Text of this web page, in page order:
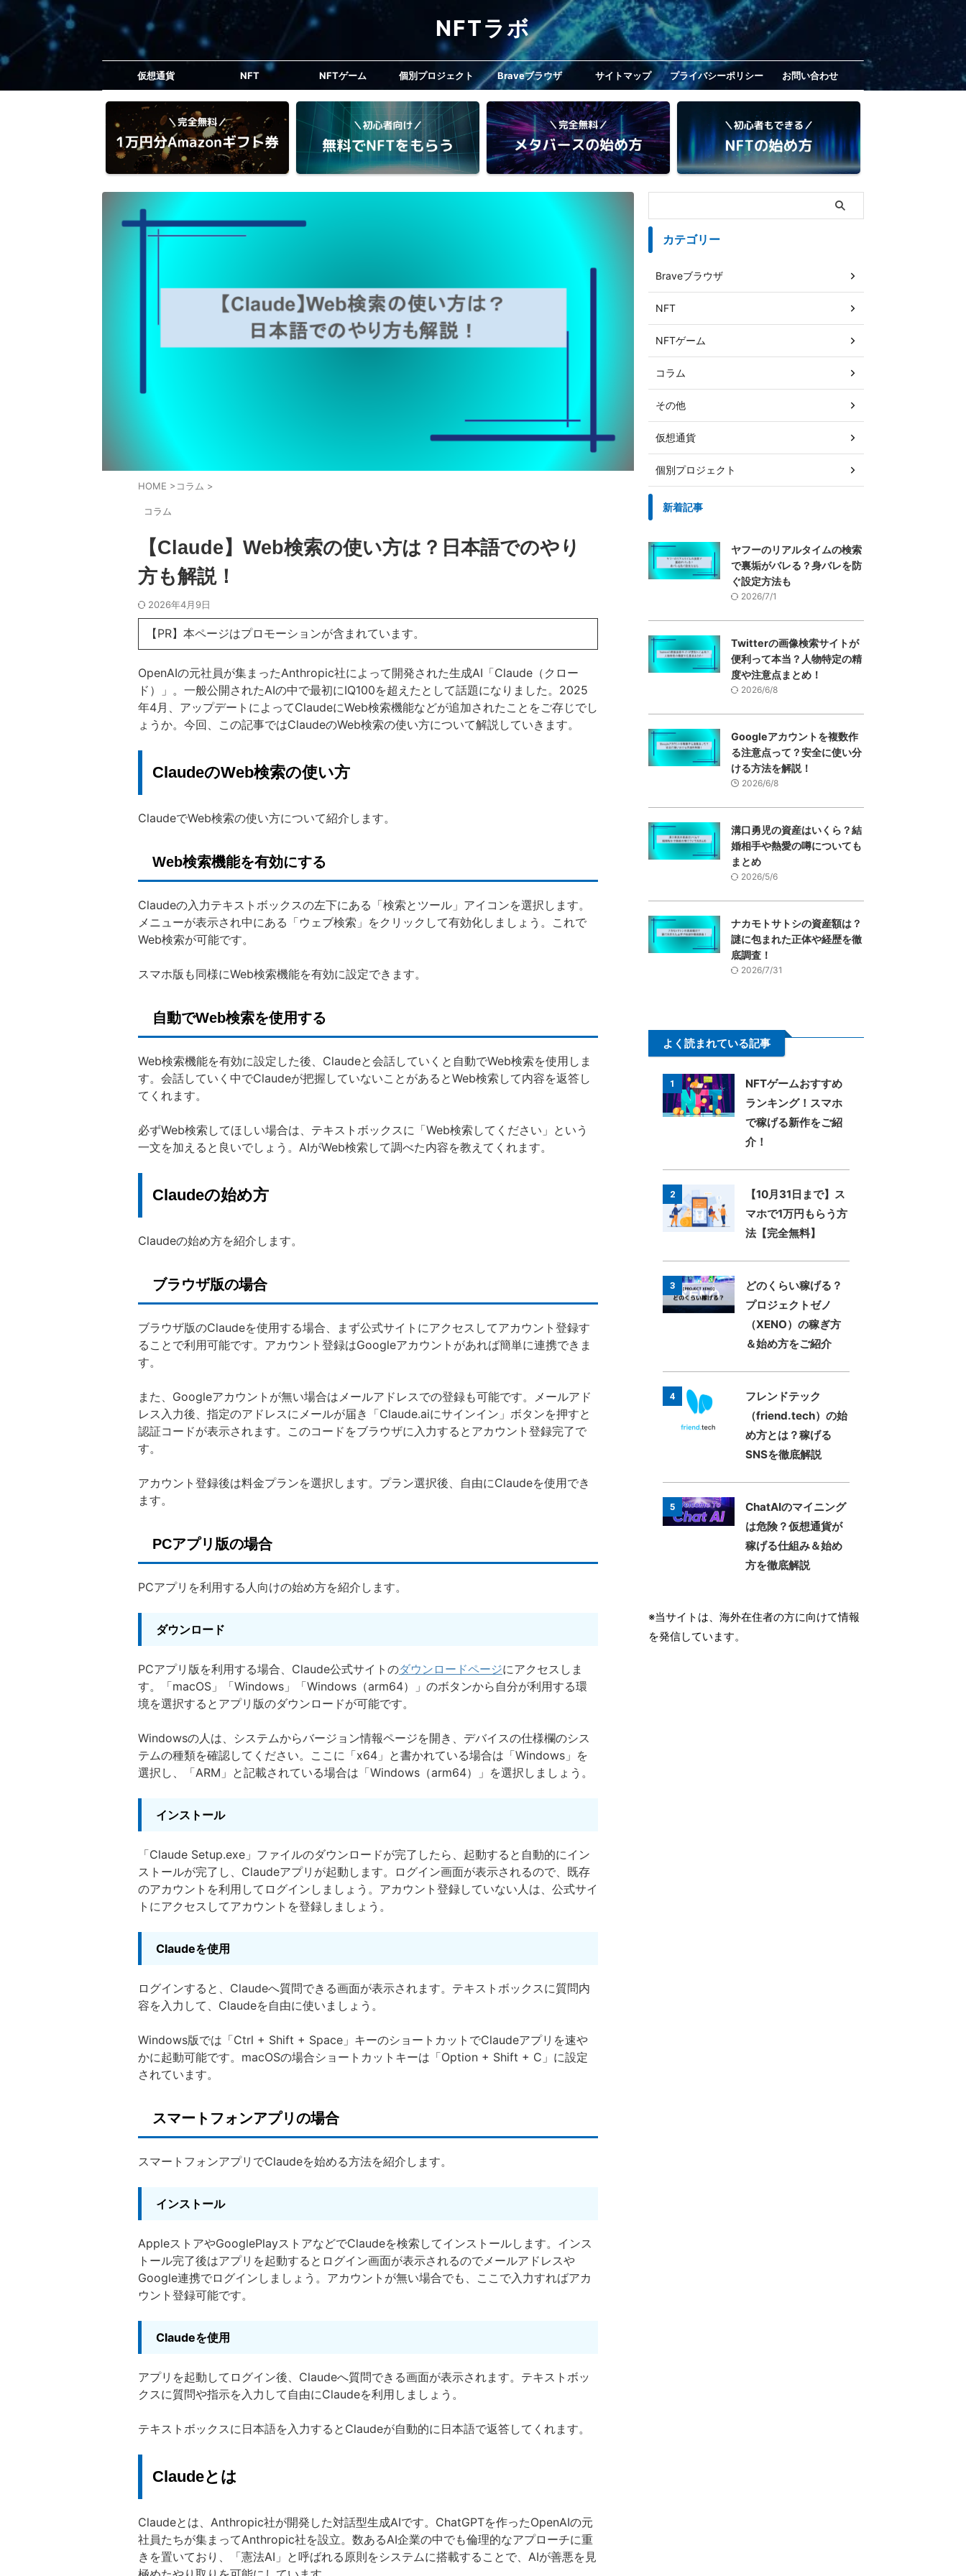
NFTラボ
仮想通貨 NFT NFTゲーム 個別プロジェクト Braveブラウザ サイトマップ プライバシーポリシー お問い合わせ
HOME >コラム >
コラム
【Claude】Web検索の使い方は？日本語でのやり
方も解説！
2026年4月9日
【PR】本ページはプロモーションが含まれています。
OpenAIの元社員が集まったAnthropic社によって開発された生成AI「Claude（クロー
ド）」。一般公開されたAIの中で最初にIQ100を超えたとして話題になりました。2025
年4月、アップデートによってClaudeにWeb検索機能などが追加されたことをご存じでし
ょうか。今回、この記事ではClaudeのWeb検索の使い方について解説していきます。
ClaudeのWeb検索の使い方
ClaudeでWeb検索の使い方について紹介します。
Web検索機能を有効にする
Claudeの入力テキストボックスの左下にある「検索とツール」アイコンを選択します。
メニューが表示され中にある「ウェブ検索」をクリックして有効化しましょう。これで
Web検索が可能です。
スマホ版も同様にWeb検索機能を有効に設定できます。
自動でWeb検索を使用する
Web検索機能を有効に設定した後、Claudeと会話していくと自動でWeb検索を使用しま
す。会話していく中でClaudeが把握していないことがあるとWeb検索して内容を返答し
てくれます。
必ずWeb検索してほしい場合は、テキストボックスに「Web検索してください」という
一文を加えると良いでしょう。AIがWeb検索して調べた内容を教えてくれます。
Claudeの始め方
Claudeの始め方を紹介します。
ブラウザ版の場合
ブラウザ版のClaudeを使用する場合、まず公式サイトにアクセスしてアカウント登録す
ることで利用可能です。アカウント登録はGoogleアカウントがあれば簡単に連携できま
す。
また、Googleアカウントが無い場合はメールアドレスでの登録も可能です。メールアド
レス入力後、指定のアドレスにメールが届き「Claude.aiにサインイン」ボタンを押すと
認証コードが表示されます。このコードをブラウザに入力するとアカウント登録完了で
す。
アカウント登録後は料金プランを選択します。プラン選択後、自由にClaudeを使用でき
ます。
PCアプリ版の場合
PCアプリを利用する人向けの始め方を紹介します。
ダウンロード
PCアプリ版を利用する場合、Claude公式サイトのダウンロードページにアクセスしま
す。「macOS」「Windows」「Windows（arm64）」のボタンから自分が利用する環
境を選択するとアプリ版のダウンロードが可能です。
Windowsの人は、システムからバージョン情報ページを開き、デバイスの仕様欄のシス
テムの種類を確認してください。ここに「x64」と書かれている場合は「Windows」を
選択し、「ARM」と記載されている場合は「Windows（arm64）」を選択しましょう。
インストール
「Claude Setup.exe」ファイルのダウンロードが完了したら、起動すると自動的にイン
ストールが完了し、Claudeアプリが起動します。ログイン画面が表示されるので、既存
のアカウントを利用してログインしましょう。アカウント登録していない人は、公式サイ
トにアクセスしてアカウントを登録しましょう。
Claudeを使用
ログインすると、Claudeへ質問できる画面が表示されます。テキストボックスに質問内
容を入力して、Claudeを自由に使いましょう。
Windows版では「Ctrl + Shift + Space」キーのショートカットでClaudeアプリを速や
かに起動可能です。macOSの場合ショートカットキーは「Option + Shift + C」に設定
されています。
スマートフォンアプリの場合
スマートフォンアプリでClaudeを始める方法を紹介します。
インストール
AppleストアやGooglePlayストアなどでClaudeを検索してインストールします。インス
トール完了後はアプリを起動するとログイン画面が表示されるのでメールアドレスや
Google連携でログインしましょう。アカウントが無い場合でも、ここで入力すればアカ
ウント登録可能です。
Claudeを使用
アプリを起動してログイン後、Claudeへ質問できる画面が表示されます。テキストボッ
クスに質問や指示を入力して自由にClaudeを利用しましょう。
テキストボックスに日本語を入力するとClaudeが自動的に日本語で返答してくれます。
Claudeとは
Claudeとは、Anthropic社が開発した対話型生成AIです。ChatGPTを作ったOpenAIの元
社員たちが集まってAnthropic社を設立。数あるAI企業の中でも倫理的なアプローチに重
きを置いており、「憲法AI」と呼ばれる原則をシステムに搭載することで、AIが善悪を見
カテゴリー
Braveブラウザ
NFT
NFTゲーム
コラム
その他
仮想通貨
個別プロジェクト
新着記事
ヤフーのリアルタイムの検索
で裏垢がバレる？身バレを防
ぐ設定方法も
2026/7/1
Twitterの画像検索サイトが
便利って本当？人物特定の精
度や注意点まとめ！
2026/6/8
Googleアカウントを複数作
る注意点って？安全に使い分
ける方法を解説！
2026/6/8
溝口勇児の資産はいくら？結
婚相手や熱愛の噂についても
まとめ
2026/5/6
ナカモトサトシの資産額は？
謎に包まれた正体や経歴を徹
底調査！
2026/7/31
よく読まれている記事
1
NFTゲームおすすめ
ランキング！スマホ
で稼げる新作をご紹
介！
2
【10月31日まで】ス
マホで1万円もらう方
法【完全無料】
3
どのくらい稼げる？
プロジェクトゼノ
（XENO）の稼ぎ方
＆始め方をご紹介
4
フレンドテック
（friend.tech）の始
め方とは？稼げる
SNSを徹底解説
5
ChatAIのマイニング
は危険？仮想通貨が
稼げる仕組み＆始め
方を徹底解説
※当サイトは、海外在住者の方に向けて情報
を発信しています。